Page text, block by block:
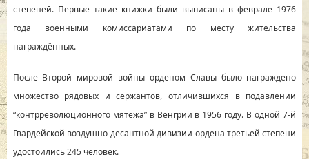
степеней. Первые такие книжки были выписаны в феврале 1976
года военными комиссариатами по месту жительства
награждённых.
После Второй мировой войны орденом Славы было награждено
множество рядовых и сержантов, отличившихся в подавлении
“контрреволюционного мятежа” в Венгрии в 1956 году. В одной 7-й
Гвардейской воздушно-десантной дивизии ордена третьей степени
удостоились 245 человек.